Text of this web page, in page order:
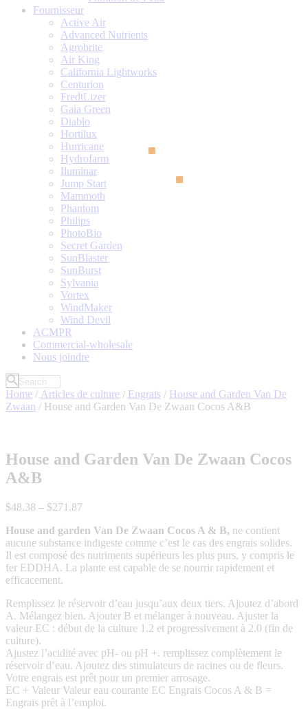
Fournisseur
Active Air
Advanced Nutrients
Agrobrite
Air King
California Lightworks
Centurion
FredtLizer
Gaia Green
Diablo
Hortilux
Hurricane
Hydrofarm
Iluminar
Jump Start
Mammoth
Phantom
Philips
PhotoBio
Secret Garden
SunBlaster
SunBurst
Sylvania
Vortex
WindMaker
Wind Devil
ACMPR
Commercial-wholesale
Nous joindre
Home / Articles de culture / Engrais / House and Garden Van De
Zwaan / House and Garden Van De Zwaan Cocos A&B
House and Garden Van De Zwaan Cocos
A&B
$48.38 – $271 .87
House and garden Van De Zwaan Cocos A & B, ne contient
aucune substance indigeste comme c’est le cas des engrais solides.
Il est composé des nutriments supérieurs les plus purs, y compris le
fer EDDHA. La plante est capable de se nourrir rapidement et
efficacement.
Remplissez le réservoir d’eau jusqu’aux deux tiers. Ajoutez d’abord
A. Mélangez bien. Ajouter B et mélanger à nouveau. Ajuster la
valeur EC : début de la culture 1.2 et progressivement à 2.0 (fin de
culture).
Ajustez l’acidité avec pH- ou pH +. remplissez complètement le
réservoir d’eau. Ajoutez des stimulateurs de racines ou de fleurs.
Votre engrais est prêt pour un premier arrosage.
EC + Valeur Valeur eau courante EC Engrais Cocos A & B =
Engrais prêt à l’emploi.